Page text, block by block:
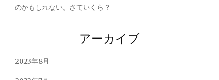
のかもしれない。さていくら？
アーカイブ
2023年8月